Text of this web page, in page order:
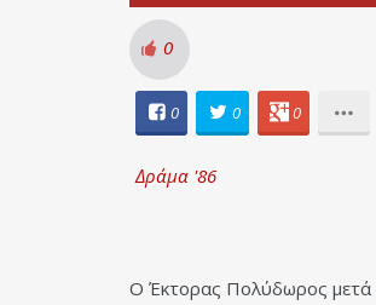
0
0 0 0
Δράμα '86
Ο Έκτορας Πολύδωρος μετά